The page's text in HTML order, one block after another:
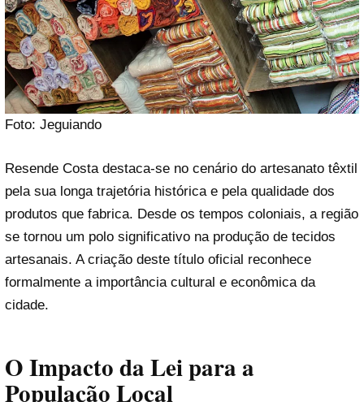
Foto: Jeguiando
Resende Costa destaca-se no cenário do artesanato têxtil
pela sua longa trajetória histórica e pela qualidade dos
produtos que fabrica. Desde os tempos coloniais, a região
se tornou um polo significativo na produção de tecidos
artesanais. A criação deste título oficial reconhece
formalmente a importância cultural e econômica da
cidade.
O Impacto da Lei para a
População Local